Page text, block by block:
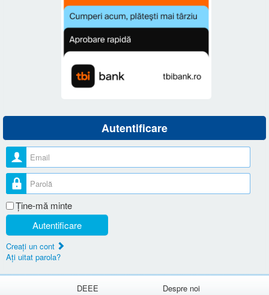
Autentificare
Nume utilizator
Parolă
Ţine-mă minte
Autentificare
Creaţi un cont
Aţi uitat parola?
DEEE Despre noi